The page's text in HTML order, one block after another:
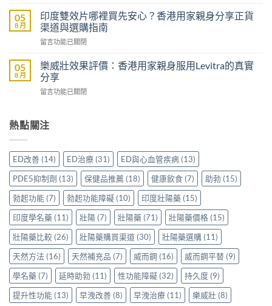
鋼
嗎？
港
士
購
買
讀
的
意
事
項〉
中
評
價：
雙
效
勃
加
時
香
家
真
實
使
用
心
得〉
中
學
名
藥
邊
好？
一
文
比
VI[DK]
羅
紅
鑽〉
中
05
8 月
印度雙效片哪裡買先安心？香港用家親身分享正貨
渠道與選購指南
在
度
雙
效
片
買
心？
香
港
用
家
親
身
分
享
正
貨
渠
道
與
選
留言功能已關閉
05
8 月
樂威壯效果評價：香港用家親身服用Levitra的真實
分享
在
壯
效
評
價：
香
港
用
家
親
身
服
用
Levitra
的
真
實
分
留言功能已關閉
熱點關注
ED改善 (14) ED治療 (31) ED與心血管疾病 (13)
PDE5抑制劑 (13) 保健品推薦 (18) 健康飲食 (7) 助勃 (15)
勃起功能 (7) 勃起功能障礙 (10) 印度壯陽藥 (15)
印度學名藥 (11) 壯陽 (7) 壯陽藥 (71) 壯陽藥價格 (15)
壯陽藥比較 (26) 壯陽藥購買渠道 (30) 壯陽藥選購 (11)
天然方法 (16) 天然補充品 (7) 威而鋼 (16) 威而鋼平替 (9)
學名藥 (7) 延時助勃 (11) 性功能障礙 (32) 持久度 (9)
提升性功能 (13) 早洩改善 (8) 早洩治療 (11) 樂威壯 (8)